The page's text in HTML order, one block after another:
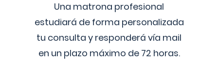
Una matrona profesional
estudiará de forma personalizada
tu consulta y responderá vía mail
en un plazo máximo de 72 horas.